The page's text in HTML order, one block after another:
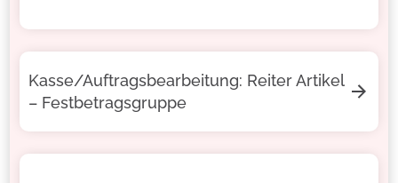
Kasse/Auftragsbearbeitung: Reiter Artikel
– Festbetragsgruppe